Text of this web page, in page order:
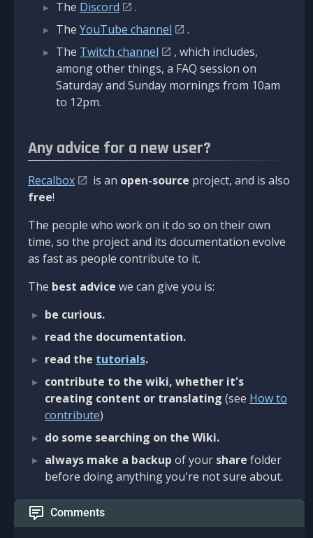
The Discord
.
The YouTube channel
.
The Twitch channel
, which includes,
among other things, a FAQ session on
Saturday and Sunday mornings from 10am
to 12pm.
Any advice for a new user?
Recalbox is an open-source project, and is also
free!
The people who work on it do so on their own
time, so the project and its documentation evolve
as fast as people contribute to it.
The best advice we can give you is:
be curious.
read the documentation.
read the tutorials.
contribute to the wiki, whether it's
creating content or translating (see How to
contribute)
do some searching on the Wiki.
always make a backup of your share folder
before doing anything you're not sure about.
Comments